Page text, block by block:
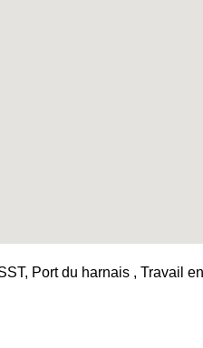
Port du harnais , Travail